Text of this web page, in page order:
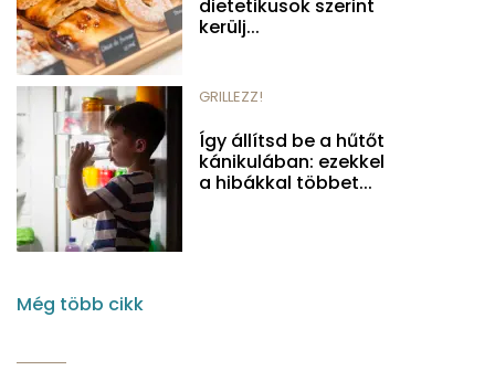
dietetikusok szerint
kerülj...
GRILLEZZ!
Így állítsd be a hűtőt
kánikulában: ezekkel
a hibákkal többet...
Még több cikk